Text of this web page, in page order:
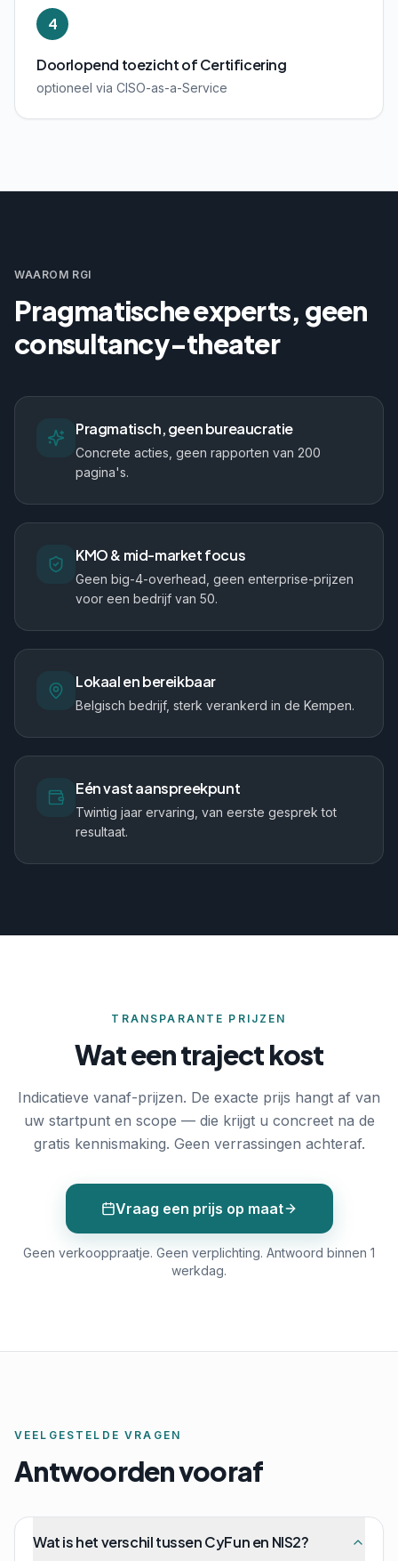
4
Doorlopend toezicht of Certificering
optioneel via CISO-as-a-Service
WAAROM RGI
Pragmatische experts, geen
consultancy-theater
Pragmatisch, geen bureaucratie
Concrete acties, geen rapporten van 200
pagina's.
KMO & mid-market focus
Geen big-4-overhead, geen enterprise-prijzen
voor een bedrijf van 50.
Lokaal en bereikbaar
Belgisch bedrijf, sterk verankerd in de Kempen.
Eén vast aanspreekpunt
Twintig jaar ervaring, van eerste gesprek tot
resultaat.
TRANSPARANTE PRIJZEN
Wat een traject kost
Indicatieve vanaf-prijzen. De exacte prijs hangt af van
uw startpunt en scope — die krijgt u concreet na de
gratis kennismaking. Geen verrassingen achteraf.
Vraag een prijs op maat
Geen verkooppraatje. Geen verplichting. Antwoord binnen 1
werkdag.
VEELGESTELDE VRAGEN
Antwoorden vooraf
Wat is het verschil tussen CyFun en NIS2?